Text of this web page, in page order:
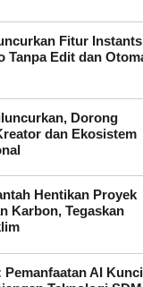
Fitur
Tanpa Edit dan
Dorong
dan Ekosistem
Hentikan Proyek
Karbon, Tegaskan
Pemanfaatan AI Kunci